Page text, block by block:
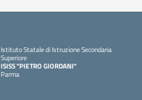
Istituto Statale di Istruzione Secondaria
Superiore
ISISS "PIETRO GIORDANI"
Parma